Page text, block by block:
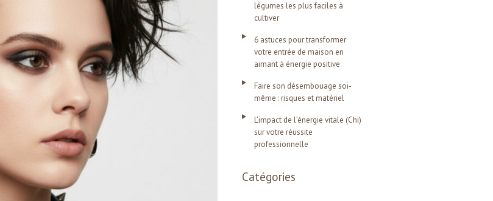
légumes les plus faciles à
cultiver
6 astuces pour transformer
votre entrée de maison en
aimant à énergie positive
Faire son désembouage soi-
même : risques et matériel
L’impact de l’énergie vitale (Chi)
sur votre réussite
professionnelle
Catégories